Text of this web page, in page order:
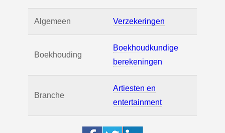
Algemeen Verzekeringen
Boekhouding
Boekhoudkundige
berekeningen
Branche
Artiesten en
entertainment